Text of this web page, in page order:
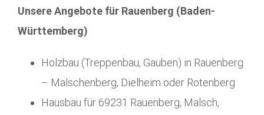
Unsere Angebote für Rauenberg (Baden-
Württemberg)
Holzbau (Treppenbau, Gauben) in Rauenberg
– Malschenberg, Dielheim oder Rotenberg
Hausbau für 69231 Rauenberg, Malsch,